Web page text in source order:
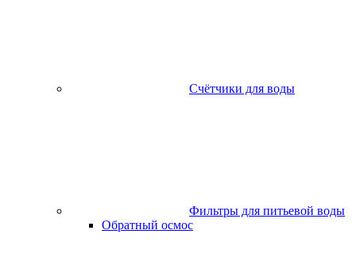
Счётчики для воды
Фильтры для питьевой воды
Обратный осмос